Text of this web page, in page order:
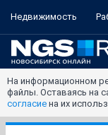
Недвижимость
На информационном
файлы. Оставаясь на
согласие на их